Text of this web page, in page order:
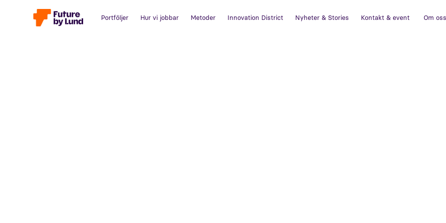
Portföljer Hur vi jobbar Metoder Innovation District Nyheter & Stories Kontakt & event Om